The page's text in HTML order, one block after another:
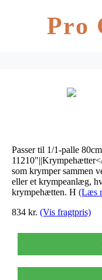
Pro
Passer til 1/1-palle
som krymper sammen
eller et krympeanlæg,
krympehætten. H (Læs
834 kr. (Vis fragtpris)